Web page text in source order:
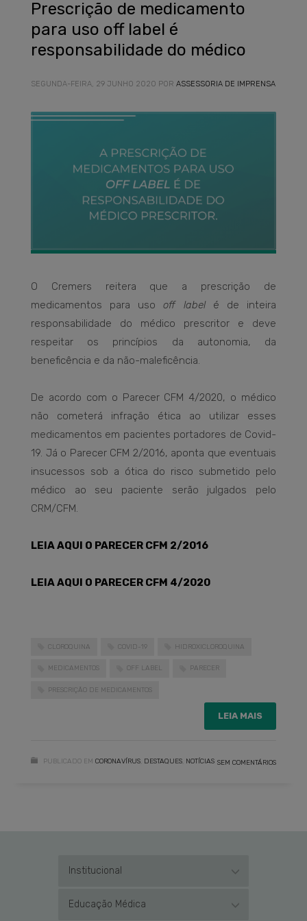
Prescrição de medicamento
para uso off label é
responsabilidade do médico
SEGUNDA-FEIRA, 29 JUNHO 2020 POR ASSESSORIA DE IMPRENSA
O Cremers reitera que a prescrição de
medicamentos para usooff labelé de inteira
responsabilidade do médico prescritor e deve
respeitar os princípios da autonomia, da
beneficência e da não-maleficência.
De acordo com o Parecer CFM 4/2020, o médico
não cometerá infração ética ao utilizar esses
medicamentos em pacientes portadores de Covid-
19. Já o Parecer CFM 2/2016, aponta que eventuais
insucessos sob a ótica do risco submetido pelo
médico ao seu paciente serão julgados pelo
CRM/CFM.
LEIA AQUI O PARECER CFM 2/2016
LEIA AQUI O PARECER CFM 4/2020
CLOROQUINA COVID-19 HIDROXICLOROQUINA
MEDICAMENTOS OFF LABEL PARECER
PRESCRIÇÃO DE MEDICAMENTOS
LEIA MAIS
PUBLICADO EM CORONAVÍRUS DESTAQUES NOTÍCIAS SEM COMENTÁRIOS
Institucional
Educação Médica